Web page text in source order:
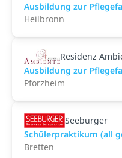
Ausbildung zur
Heilbronn
Residenz
Ausbildung zur
Pforzheim
Seeburger
Schülerpraktikum (all
Bretten